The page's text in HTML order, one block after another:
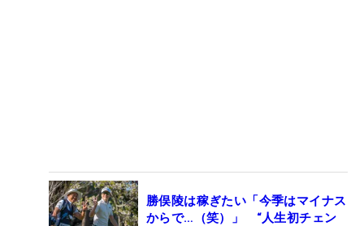
勝俣陵は稼ぎたい「今季はマイナス
からで…（笑）」 “人生初チェン